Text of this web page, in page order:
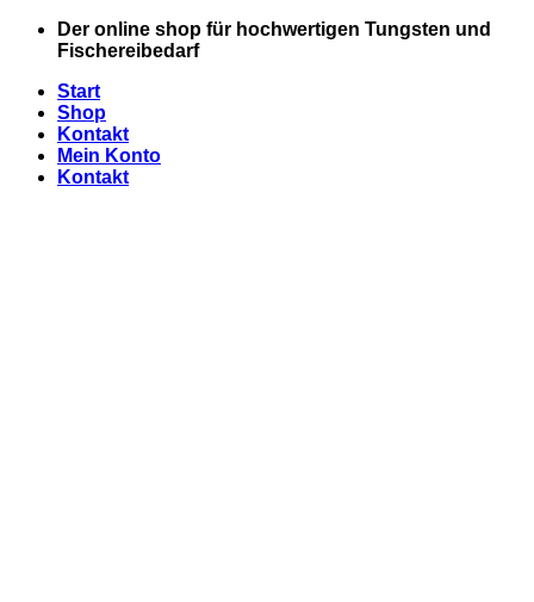
Zum
Der online shop für hochwertigen Tungsten und
Fischereibedarf
Start
Shop
Kontakt
Mein Konto
Kontakt